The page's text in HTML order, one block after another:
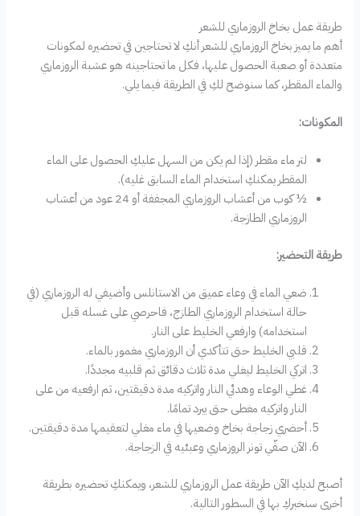
طريقة عمل بخاخ الروزماري للشعر
أهم ما يميز بخاخ الروزماري للشعر أنكِ لا تحتاجين في تحضيره لمكونات
متعددة أو صعبة الحصول عليها، فكل ما تحتاجينه هو عشبة الروزماري
والماء المقطر، كما سنوضح لكِ في الطريقة فيما يلي.
المكونات:
لتر ماء مقطر (إذا لم يكن من السهل عليكِ الحصول على الماء
المقطر يمكنكِ استخدام الماء السابق غليه).
½ كوب من أعشاب الروزماري المجففة أو 24 عود من أعشاب
الروزماري الطازجة.
طريقة التحضير:
ضعي الماء في وعاء عميق من الاستانلس وأضيفي له الروزماري (في
حالة استخدام الروزماري الطازج، فاحرصي على غسله قبل
استخدامه) وارفعي الخليط على النار.
قلبي الخليط حتى تتأكدي أن الروزماري مغمور بالماء.
اتركي الخليط ليغلي مدة ثلاث دقائق ثم قلبيه مجددًا.
غطي الوعاء وهدئي النار واتركيه مدة دقيقتين، ثم ارفعيه من على
النار واتركيه مغطى حتى يبرد تمامًا.
أحضري زجاجة بخاخ وضعيها في ماء مغلي لتعقيمها مدة دقيقتين.
الآن صفّي تونر الروزماري وعبئيه في الزجاجة.
أصبح لديكِ الآن طريقة عمل الروزماري للشعر، ويمكنكِ تحضيره بطريقة
أخرى سنخبركِ بها في السطور التالية.